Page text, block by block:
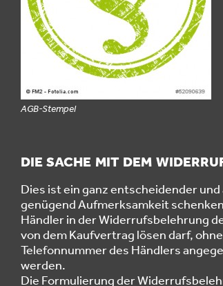
AGB-Stempel
DIE SACHE MIT DEM
Dies ist ein ganz entscheidender
genügend Aufmerksamkeit
Händler in der Widerrufsbelehrung
von dem Kaufvertrag lösen darf,
Telefonnummer des Händlers
werden.
Die Formulierung der